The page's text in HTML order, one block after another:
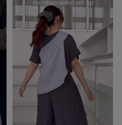
しています。
トレッチ感を持ち合せ、快適な着心地
、はっ水（水をはじきやすい）、遮熱性
プで着ていただくのがおすすめです。